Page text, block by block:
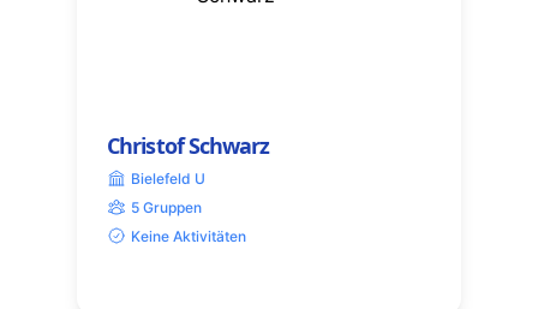
Christof Schwarz
Bielefeld U
5 Gruppen
Keine Aktivitäten